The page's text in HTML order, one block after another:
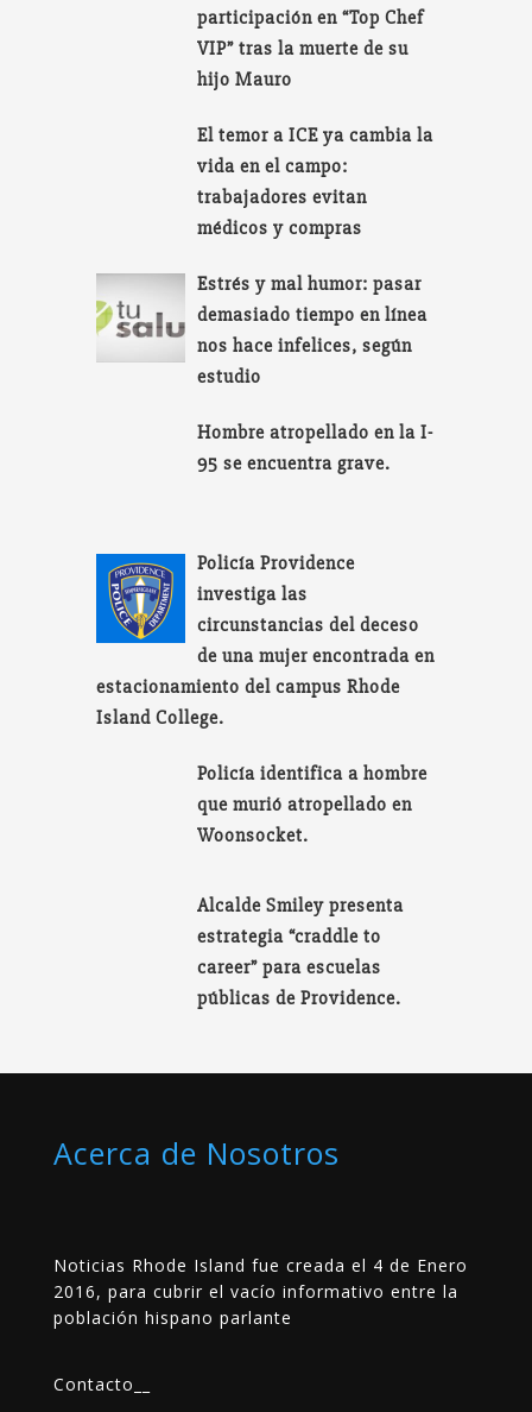
participación en “Top Chef
VIP” tras la muerte de su
hijo Mauro
El temor a ICE ya cambia la
vida en el campo:
trabajadores evitan
médicos y compras
Estrés y mal humor: pasar
demasiado tiempo en línea
nos hace infelices, según
estudio
Hombre atropellado en la I-
95 se encuentra grave.
Policía Providence
investiga las
circunstancias del deceso
de una mujer encontrada en
estacionamiento del campus Rhode
Island College.
Policía identifica a hombre
que murió atropellado en
Woonsocket.
Alcalde Smiley presenta
estrategia “craddle to
career” para escuelas
públicas de Providence.
Acerca de Nosotros
Noticias Rhode Island fue creada el 4 de Enero
2016, para cubrir el vacío informativo entre la
población hispano parlante
Contacto